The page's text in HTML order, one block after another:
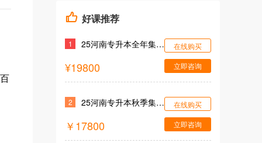
好课推荐
1 25河南专升本全年集训营
¥19800
在线购买
立即咨询
2 25河南专升本秋季集训营
￥17800
在线购买
立即咨询